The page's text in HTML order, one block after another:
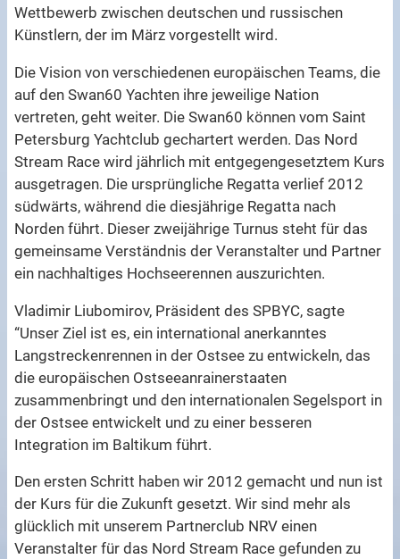
Wettbewerb zwischen deutschen und russischen
Künstlern, der im März vorgestellt wird.
Die Vision von verschiedenen europäischen Teams, die
auf den Swan60 Yachten ihre jeweilige Nation
vertreten, geht weiter. Die Swan60 können vom Saint
Petersburg Yachtclub gechartert werden. Das Nord
Stream Race wird jährlich mit entgegengesetztem Kurs
ausgetragen. Die ursprüngliche Regatta verlief 2012
südwärts, während die diesjährige Regatta nach
Norden führt. Dieser zweijährige Turnus steht für das
gemeinsame Verständnis der Veranstalter und Partner
ein nachhaltiges Hochseerennen auszurichten.
Vladimir Liubomirov, Präsident des SPBYC, sagte
“Unser Ziel ist es, ein international anerkanntes
Langstreckenrennen in der Ostsee zu entwickeln, das
die europäischen Ostseeanrainerstaaten
zusammenbringt und den internationalen Segelsport in
der Ostsee entwickelt und zu einer besseren
Integration im Baltikum führt.
Den ersten Schritt haben wir 2012 gemacht und nun ist
der Kurs für die Zukunft gesetzt. Wir sind mehr als
glücklich mit unserem Partnerclub NRV einen
Veranstalter für das Nord Stream Race gefunden zu